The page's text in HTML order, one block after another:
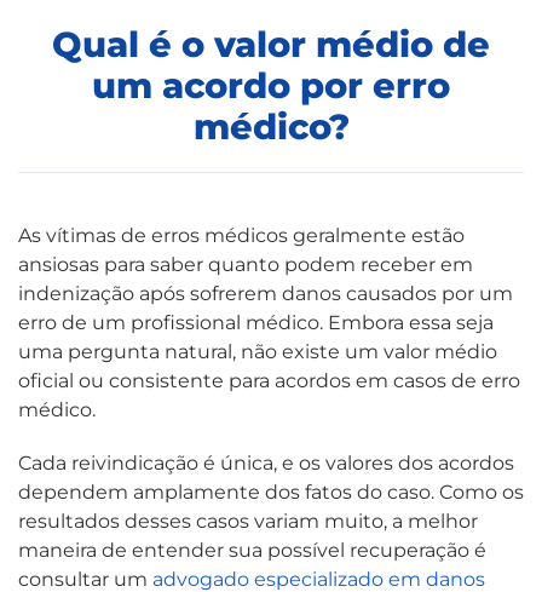
Qual é o valor médio de
um acordo por erro
médico?
As vítimas de erros médicos geralmente estão
ansiosas para saber quanto podem receber em
indenização após sofrerem danos causados por um
erro de um profissional médico. Embora essa seja
uma pergunta natural, não existe um valor médio
oficial ou consistente para acordos em casos de erro
médico.
Cada reivindicação é única, e os valores dos acordos
dependem amplamente dos fatos do caso. Como os
resultados desses casos variam muito, a melhor
maneira de entender sua possível recuperação é
consultar um advogado especializado em danos